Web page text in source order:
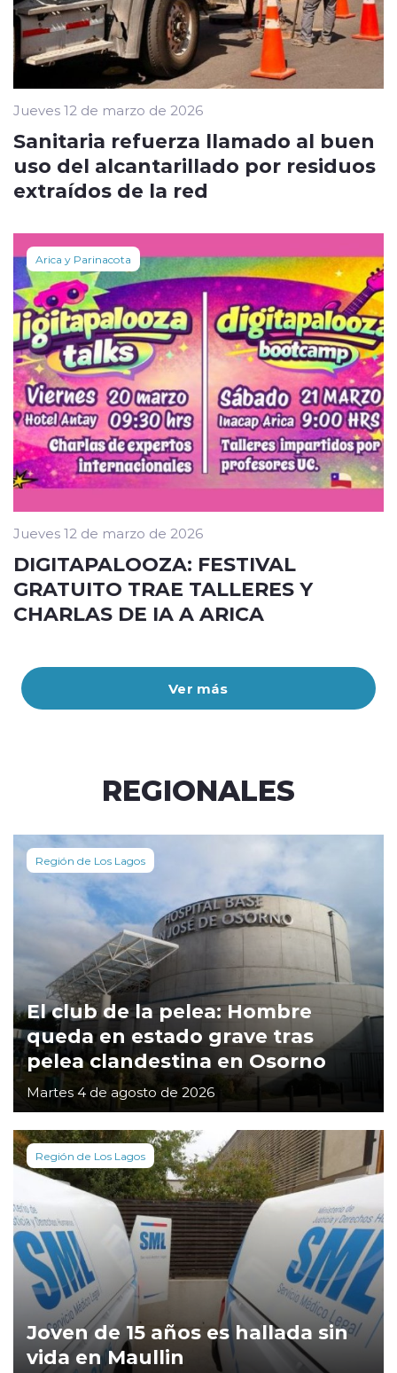
Ver más
Jueves 12 de marzo de 2026
Sanitaria refuerza llamado al buen
uso del alcantarillado por residuos
extraídos de la red
Arica y Parinacota
Jueves 12 de marzo de 2026
DIGITAPALOOZA: FESTIVAL
GRATUITO TRAE TALLERES Y
CHARLAS DE IA A ARICA
REGIONALES
Región de Los Lagos
El club de la pelea: Hombre
queda en estado grave tras
pelea clandestina en Osorno
Martes 4 de agosto de 2026
Región de Los Lagos
Joven de 15 años es hallada sin
vida en Maullin